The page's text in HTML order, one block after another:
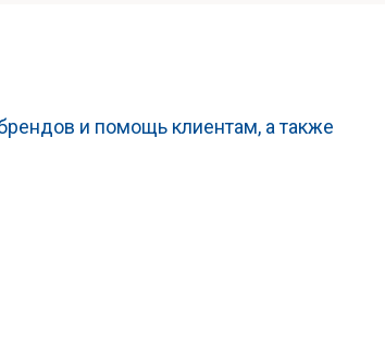
и помощь клиентам, а также